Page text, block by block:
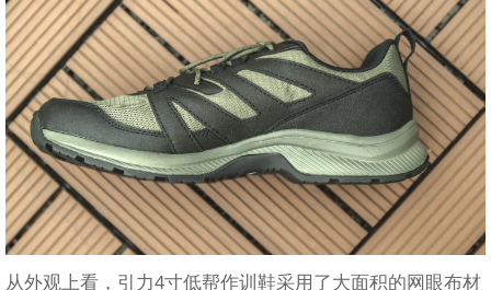
从外观上看，引力4寸低帮作训鞋采用了大面积的网眼布材